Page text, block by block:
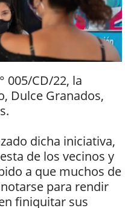
005/CD/22, la
Dulce Granados,
dicha iniciativa,
de los vecinos y
a que muchos de
para rendir
finiquitar sus